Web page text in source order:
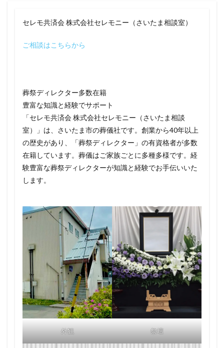
セレモ共済会 株式会社セレモニー（さいたま相談室）
ご相談はこちらから
葬祭ディレクター多数在籍
豊富な知識と経験でサポート
「セレモ共済会 株式会社セレモニー（さいたま相談
室）」は、さいたま市の葬儀社です。創業から40年以上
の歴史があり、「葬祭ディレクター」の有資格者が多数
在籍しています。葬儀はご家族ごとに多種多様です。経
験豊富な葬祭ディレクターが知識と経験でお手伝いいた
します。
外観 祭壇